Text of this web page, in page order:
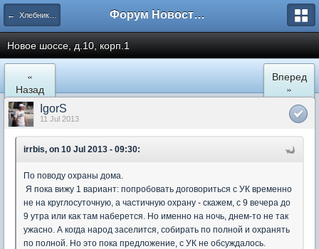
← Хлебниково Форум Новостройки
Новое шоссе, д.10, корп.1
«
Назад
Вперед
»
IgorS
11 Jul 2013
irrbis, on 10 Jul 2013 - 09:30:
По поводу охраны дома.
Я пока вижу 1 вариант: попробовать договориться с УК временно
не на круглосуточную, а частичную охрану - скажем, с 9 вечера до
9 утра или как там наберется. Но именно на ночь, днем-то не так
ужасно. А когда народ заселится, собирать по полной и охранять
по полной. Но это пока предложение, с УК не обсуждалось.